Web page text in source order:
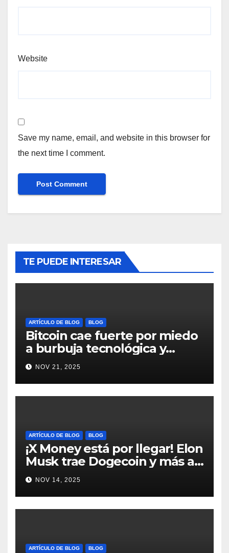
Website
Save my name, email, and website in this browser for
the next time I comment.
TE PUEDE INTERESAR
ARTÍCULO DE BLOG BLOG
Bitcoin cae fuerte por miedo
a burbuja tecnológica y
nervios en AI #crypto
#Bitcoin
NOV 21, 2025
ARTÍCULO DE BLOG BLOG
¡X Money está por llegar! Elon
Musk trae Dogecoin y más al
mundo de pagos #Crypto
#Dogecoin
NOV 14, 2025
ARTÍCULO DE BLOG BLOG